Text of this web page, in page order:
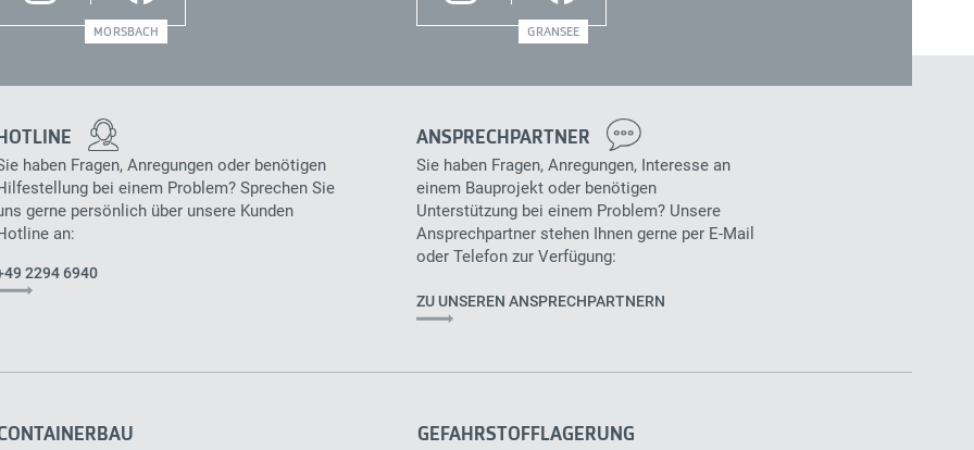
MORSBACH GRANSEE
haben Fragen, Anregungen oder benötigen
bei einem Problem? Sprechen Sie
gerne persönlich über unsere Kunden
an:
2294 6940
ANSPRECHPARTNER
Sie haben Fragen, Anregungen, Interesse an
einem Bauprojekt oder benötigen
Unterstützung bei einem Problem? Unsere
Ansprechpartner stehen Ihnen gerne per E-Mail
oder Telefon zur Verfügung:
ZU UNSEREN ANSPRECHPARTNERN
GEFAHRSTOFFLAGERUNG